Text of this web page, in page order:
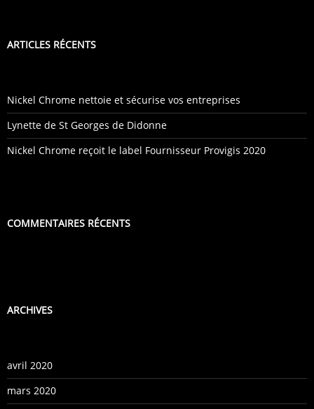
ARTICLES RÉCENTS
Nickel Chrome nettoie et sécurise vos entreprises
Lynette de St Georges de Didonne
Nickel Chrome reçoit le label Fournisseur Provigis 2020
COMMENTAIRES RÉCENTS
ARCHIVES
avril 2020
mars 2020